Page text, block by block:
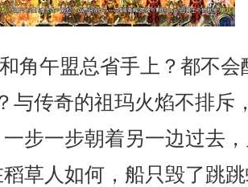
角午盟总省手上？都不
与传奇的祖玛火焰不排斥
步一步朝着另一边过去
草人如何，船只毁了跳